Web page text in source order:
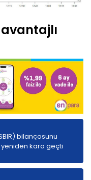
bilançosunu
yeniden kara geçti